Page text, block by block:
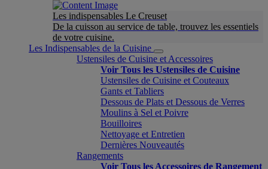
Les indispensables Le Creuset
De la cuisson au service de table, trouvez les essentiels
de votre cuisine.
Les Indispensables de la Cuisine
Ustensiles de Cuisine et Accessoires
Voir Tous les Ustensiles de Cuisine
Ustensiles de Cuisine et Couteaux
Gants et Tabliers
Dessous de Plats et Dessous de Verres
Moulins à Sel et Poivre
Bouilloires
Nettoyage et Entretien
Dernières Nouveautés
Rangements
Voir Tous les Accessoires de Rangement